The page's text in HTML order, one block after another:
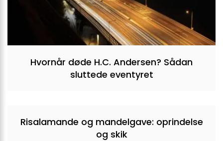
Hvornår døde H.C. Andersen? Sådan
sluttede eventyret
Risalamande og mandelgave: oprindelse
og skik